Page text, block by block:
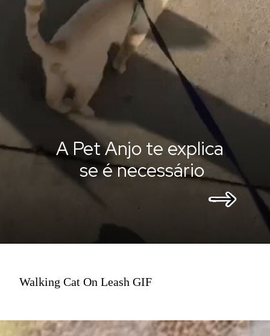
A Pet Anjo te explica
se é necessário
Walking Cat On Leash GIF